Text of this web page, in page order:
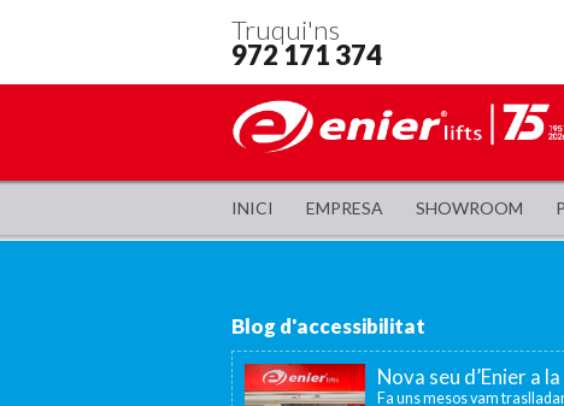
Truqui'ns
972 171 374
INICI EMPRESA SHOWROOM
Blog d'accessibilitat
Nova seu d’Enier a
Fa uns mesos vam